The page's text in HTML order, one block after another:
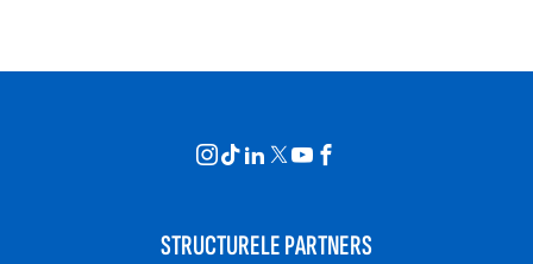
STRUCTURELE PARTNERS